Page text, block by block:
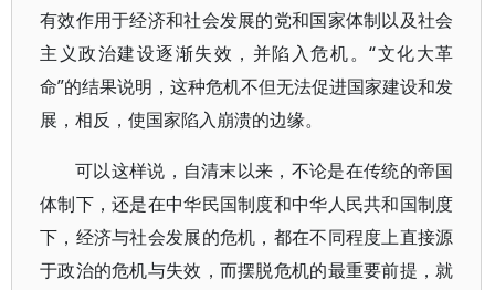
有效作用于经济和社会发展的党和国家体制以及社会
主义政治建设逐渐失效，并陷入危机。“文化大革
命”的结果说明，这种危机不但无法促进国家建设和发
展，相反，使国家陷入崩溃的边缘。
可以这样说，自清末以来，不论是在传统的帝国
体制下，还是在中华民国制度和中华人民共和国制度
下，经济与社会发展的危机，都在不同程度上直接源
于政治的危机与失效，而摆脱危机的最重要前提，就